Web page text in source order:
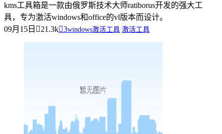
kms工具箱是一款由俄罗斯技术大师ratiborus开发的强大工
具，专为激活windows和office的vl版本而设计。
09月15日
21.3k 3windows激活工具 激活工具